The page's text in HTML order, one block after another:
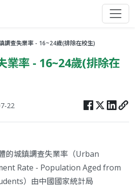
調查失業率 - 16~24歲(排除在校生)
業率 - 16~24歲(排除在
22
的城鎮調查失業率（Urban
Rate - Population Aged from
）由中國國家統計局